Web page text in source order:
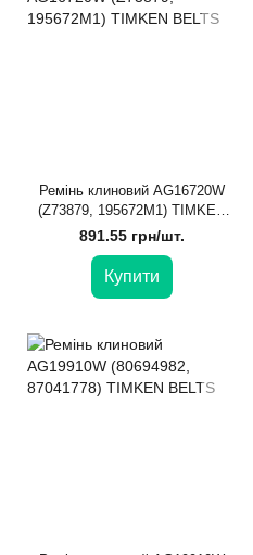
Ремінь клиновий AG16720W
(Z73879, 195672M1) TIMKEN
BELTS
891.55 грн/шт.
Купити